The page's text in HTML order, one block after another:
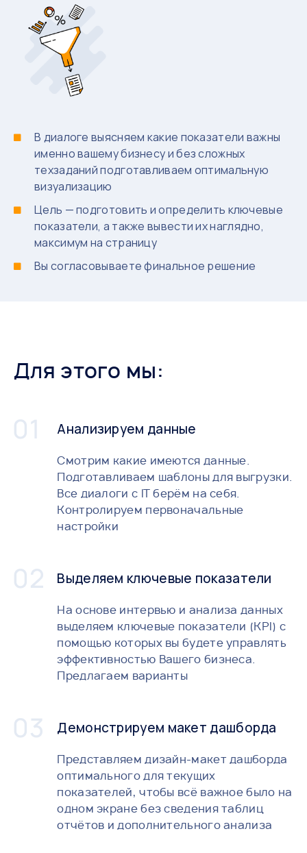
В диалоге выясняем какие показатели важны
именно вашему бизнесу и без сложных
техзаданий подготавливаем оптимальную
визуализацию
Цель — подготовить и определить ключевые
показатели, а также вывести их наглядно,
максимум на страницу
Вы согласовываете финальное решение
Для этого мы:
Анализируем данные
Смотрим какие имеются данные.
Подготавливаем шаблоны для выгрузки.
Все диалоги с IT берём на себя.
Контролируем первоначальные
настройки
Выделяем ключевые показатели
На основе интервью и анализа данных
выделяем ключевые показатели (KPI) с
помощью которых вы будете управлять
эффективностью Вашего бизнеса.
Предлагаем варианты
Демонстрируем макет дашборда
Представляем дизайн-макет дашборда
оптимального для текущих
показателей, чтобы всё важное было на
одном экране без сведения таблиц
отчётов и дополнительного анализа